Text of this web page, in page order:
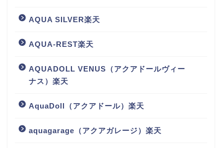
AQUA SILVER楽天
AQUA-REST楽天
AQUADOLL VENUS（アクアドールヴィー
ナス）楽天
AquaDoll（アクアドール）楽天
aquagarage（アクアガレージ）楽天